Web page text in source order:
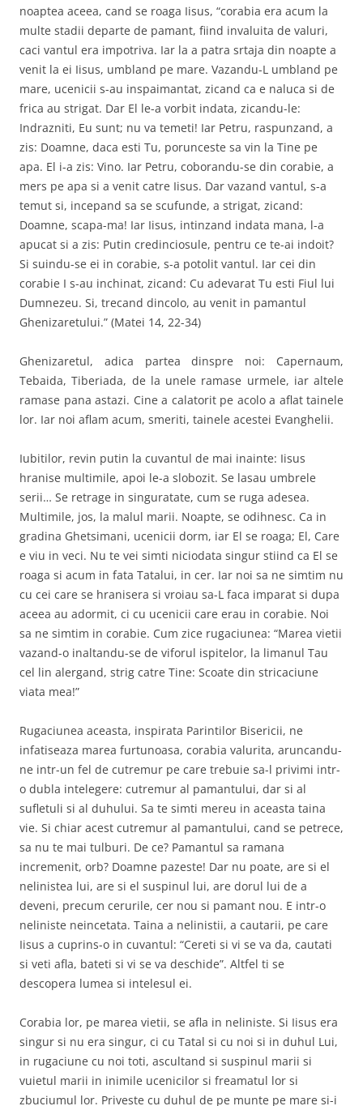
noaptea aceea, cand se roaga Iisus, “corabia era acum la
multe stadii departe de pamant, fiind invaluita de valuri,
caci vantul era impotriva. Iar la a patra srtaja din noapte a
venit la ei Iisus, umbland pe mare. Vazandu-L umbland pe
mare, ucenicii s-au inspaimantat, zicand ca e naluca si de
frica au strigat. Dar El le-a vorbit indata, zicandu-le:
Indrazniti, Eu sunt; nu va temeti! Iar Petru, raspunzand, a
zis: Doamne, daca esti Tu, porunceste sa vin la Tine pe
apa. El i-a zis: Vino. Iar Petru, coborandu-se din corabie, a
mers pe apa si a venit catre Iisus. Dar vazand vantul, s-a
temut si, incepand sa se scufunde, a strigat, zicand:
Doamne, scapa-ma! Iar Iisus, intinzand indata mana, l-a
apucat si a zis: Putin credinciosule, pentru ce te-ai indoit?
Si suindu-se ei in corabie, s-a potolit vantul. Iar cei din
corabie I s-au inchinat, zicand: Cu adevarat Tu esti Fiul lui
Dumnezeu. Si, trecand dincolo, au venit in pamantul
Ghenizaretului.” (Matei 14, 22-34)
Ghenizaretul, adica partea dinspre noi: Capernaum,
Tebaida, Tiberiada, de la unele ramase urmele, iar altele
ramase pana astazi. Cine a calatorit pe acolo a aflat tainele
lor. Iar noi aflam acum, smeriti, tainele acestei Evanghelii.
Iubitilor, revin putin la cuvantul de mai inainte: Iisus
hranise multimile, apoi le-a slobozit. Se lasau umbrele
serii… Se retrage in singuratate, cum se ruga adesea.
Multimile, jos, la malul marii. Noapte, se odihnesc. Ca in
gradina Ghetsimani, ucenicii dorm, iar El se roaga; El, Care
e viu in veci. Nu te vei simti niciodata singur stiind ca El se
roaga si acum in fata Tatalui, in cer. Iar noi sa ne simtim nu
cu cei care se hranisera si vroiau sa-L faca imparat si dupa
aceea au adormit, ci cu ucenicii care erau in corabie. Noi
sa ne simtim in corabie. Cum zice rugaciunea: “Marea vietii
vazand-o inaltandu-se de viforul ispitelor, la limanul Tau
cel lin alergand, strig catre Tine: Scoate din stricaciune
viata mea!”
Rugaciunea aceasta, inspirata Parintilor Bisericii, ne
infatiseaza marea furtunoasa, corabia valurita, aruncandu-
ne intr-un fel de cutremur pe care trebuie sa-l privimi intr-
o dubla intelegere: cutremur al pamantului, dar si al
sufletuli si al duhului. Sa te simti mereu in aceasta taina
vie. Si chiar acest cutremur al pamantului, cand se petrece,
sa nu te mai tulburi. De ce? Pamantul sa ramana
incremenit, orb? Doamne pazeste! Dar nu poate, are si el
nelinistea lui, are si el suspinul lui, are dorul lui de a
deveni, precum cerurile, cer nou si pamant nou. E intr-o
neliniste neincetata. Taina a nelinistii, a cautarii, pe care
Iisus a cuprins-o in cuvantul: “Cereti si vi se va da, cautati
si veti afla, bateti si vi se va deschide”. Altfel ti se
descopera lumea si intelesul ei.
Corabia lor, pe marea vietii, se afla in neliniste. Si Iisus era
singur si nu era singur, ci cu Tatal si cu noi si in duhul Lui,
in rugaciune cu noi toti, ascultand si suspinul marii si
vuietul marii in inimile ucenicilor si freamatul lor si
zbuciumul lor. Priveste cu duhul de pe munte pe mare si-i